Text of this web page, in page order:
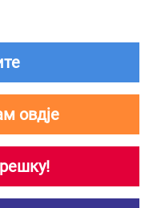
овдје